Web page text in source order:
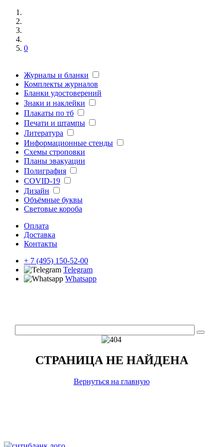
0
Журналы и бланки
Комплекты журналов
Бланки удостоверений
Знаки и наклейки
Плакаты по тб
Печати и штампы
Литература
Информационные стенды
Схемы строповки
Планы эвакуации
Полиграфия
COVID-19
Дизайн
Объёмные буквы
Световые короба
Оплата
Доставка
Контакты
+ 7 (495) 150-52-00
Telegram
Whatsapp
СТРАНИЦА НЕ НАЙДЕНА
Вернуться на главную